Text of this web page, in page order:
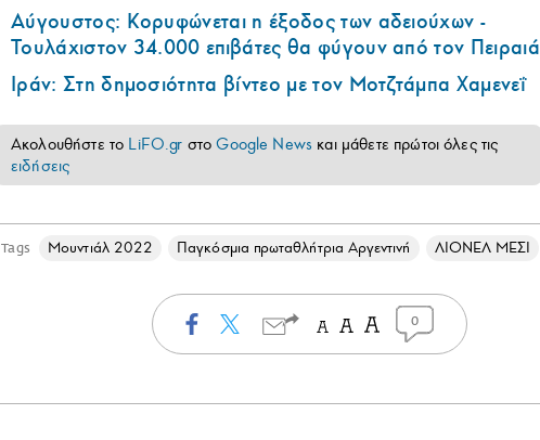
Αύγουστος: Κορυφώνεται η έξοδος των αδειούχων -
Τουλάχιστον 34.000 επιβάτες θα φύγουν από τον Πειραιά
Ιράν: Στη δημοσιότητα βίντεο με τον Μοτζτάμπα Χαμενεΐ
Ακολουθήστε το LiFO.gr στοGoogle News και μάθετε πρώτοι όλες τις
ειδήσεις
Tags Μουντιάλ 2022 Παγκόσμια πρωταθλήτρια Αργεντινή ΛΙΟΝΕΛ ΜΕΣΙ
0